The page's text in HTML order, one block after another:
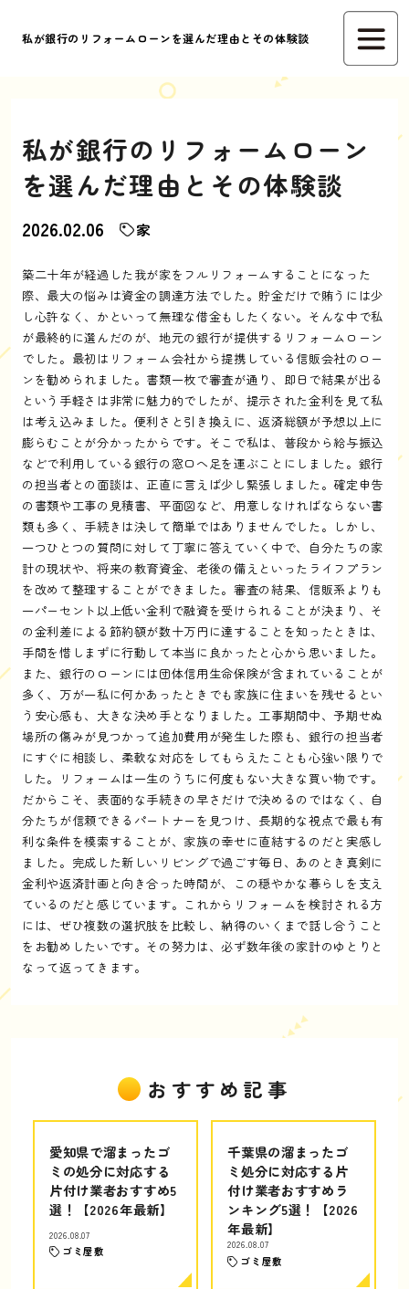
私が銀行のリフォームローンを選んだ理由とその体験談
私が銀行のリフォームローン
を選んだ理由とその体験談
2026.02.06 家
築二十年が経過した我が家をフルリフォームすることになった
際、最大の悩みは資金の調達方法でした。貯金だけで賄うには少
し心許なく、かといって無理な借金もしたくない。そんな中で私
が最終的に選んだのが、地元の銀行が提供するリフォームローン
でした。最初はリフォーム会社から提携している信販会社のロー
ンを勧められました。書類一枚で審査が通り、即日で結果が出る
という手軽さは非常に魅力的でしたが、提示された金利を見て私
は考え込みました。便利さと引き換えに、返済総額が予想以上に
膨らむことが分かったからです。そこで私は、普段から給与振込
などで利用している銀行の窓口へ足を運ぶことにしました。銀行
の担当者との面談は、正直に言えば少し緊張しました。確定申告
の書類や工事の見積書、平面図など、用意しなければならない書
類も多く、手続きは決して簡単ではありませんでした。しかし、
一つひとつの質問に対して丁寧に答えていく中で、自分たちの家
計の現状や、将来の教育資金、老後の備えといったライフプラン
を改めて整理することができました。審査の結果、信販系よりも
一パーセント以上低い金利で融資を受けられることが決まり、そ
の金利差による節約額が数十万円に達することを知ったときは、
手間を惜しまずに行動して本当に良かったと心から思いました。
また、銀行のローンには団体信用生命保険が含まれていることが
多く、万が一私に何かあったときでも家族に住まいを残せるとい
う安心感も、大きな決め手となりました。工事期間中、予期せぬ
場所の傷みが見つかって追加費用が発生した際も、銀行の担当者
にすぐに相談し、柔軟な対応をしてもらえたことも心強い限りで
した。リフォームは一生のうちに何度もない大きな買い物です。
だからこそ、表面的な手続きの早さだけで決めるのではなく、自
分たちが信頼できるパートナーを見つけ、長期的な視点で最も有
利な条件を模索することが、家族の幸せに直結するのだと実感し
ました。完成した新しいリビングで過ごす毎日、あのとき真剣に
金利や返済計画と向き合った時間が、この穏やかな暮らしを支え
ているのだと感じています。これからリフォームを検討される方
には、ぜひ複数の選択肢を比較し、納得のいくまで話し合うこと
をお勧めしたいです。その努力は、必ず数年後の家計のゆとりと
なって返ってきます。
おすすめ記事
愛知県で溜まったゴ
ミの処分に対応する
片付け業者おすすめ5
選！【2026年最新】
2026.08.07
ゴミ屋敷
千葉県の溜まったゴ
ミ処分に対応する片
付け業者おすすめラ
ンキング5選！【2026
年最新】
2026.08.07
ゴミ屋敷